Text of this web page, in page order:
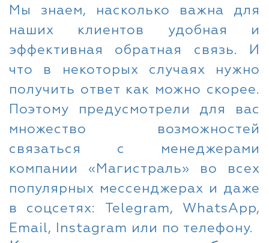
Мы знаем, насколько важна для
наших клиентов удобная и
эффективная обратная связь. И
что в некоторых случаях нужно
получить ответ как можно скорее.
Поэтому предусмотрели для вас
множество возможностей
связаться с менеджерами
компании «Магистраль» во всех
популярных мессенджерах и даже
в соцсетях: Telegram, WhatsApp,
Email, Instagram или по телефону.